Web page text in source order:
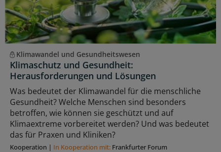
Klimawandel und Gesundheitswesen
Klimaschutz und Gesundheit:
Herausforderungen und Lösungen
Was bedeutet der Klimawandel für die menschliche
Gesundheit? Welche Menschen sind besonders
betroffen, wie können sie geschützt und auf
Klimaextreme vorbereitet werden? Und was bedeutet
das für Praxen und Kliniken?
Kooperation | In Kooperation mit: Frankfurter Forum